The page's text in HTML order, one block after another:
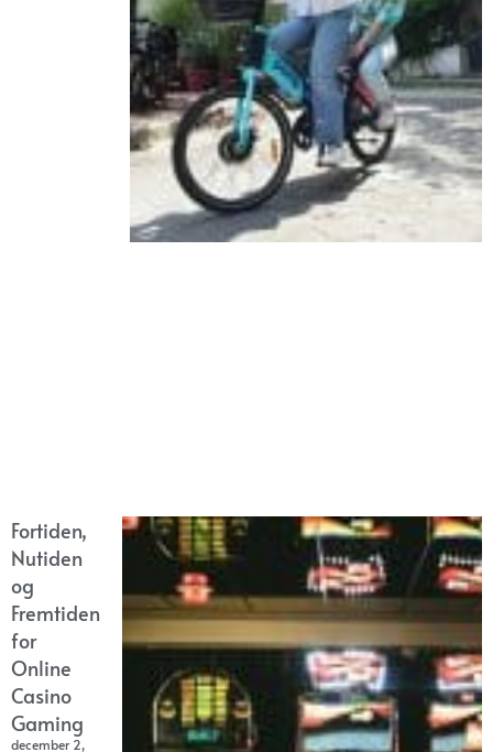
Fortiden,
Nutiden
og
Fremtiden
for
Online
Casino
Gaming
december 2,